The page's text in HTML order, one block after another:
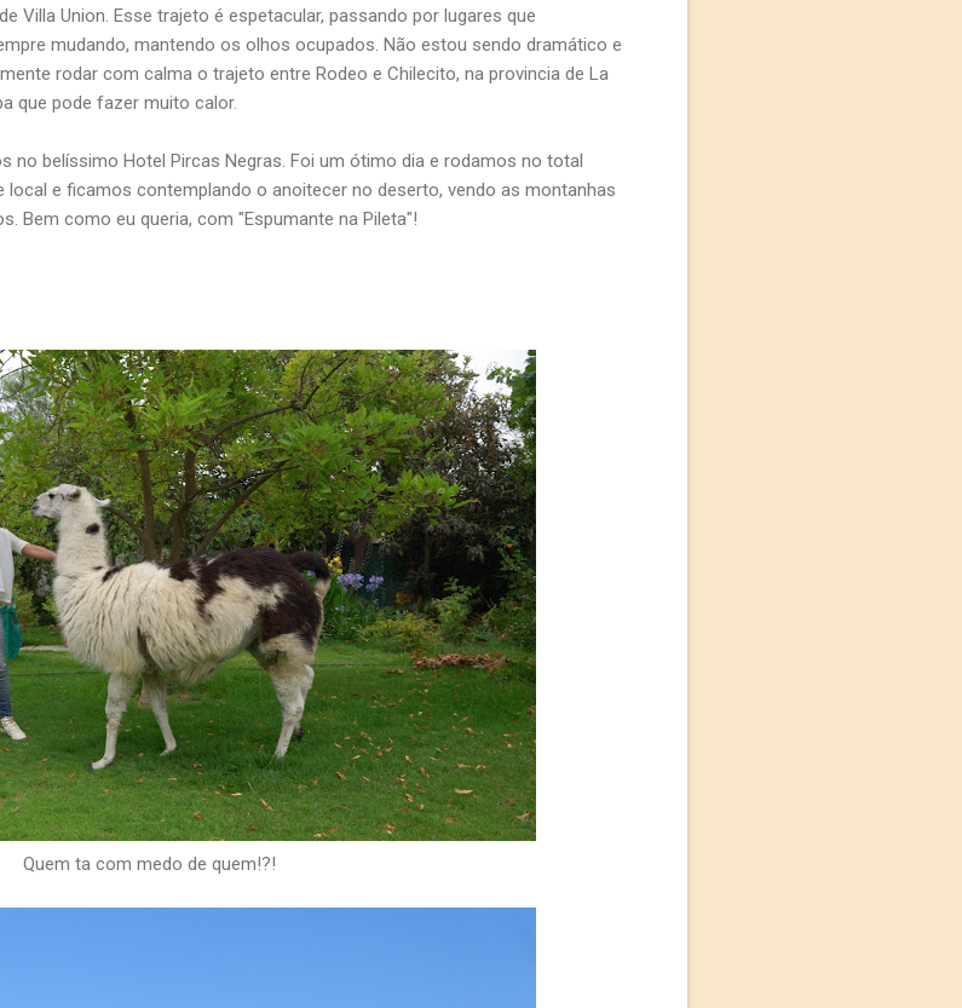
Villa Union. Esse trajeto é espetacular, passando por lugares que
mudando, mantendo os olhos ocupados. Não estou sendo dramático e
rodar com calma o trajeto entre Rodeo e Chilecito, na provincia de La
que pode fazer muito calor.
no belíssimo Hotel Pircas Negras. Foi um ótimo dia e rodamos no total
local e ficamos contemplando o anoitecer no deserto, vendo as montanhas
Bem como eu queria, com "Espumante na Pileta"!
Quem ta com medo de quem!?!